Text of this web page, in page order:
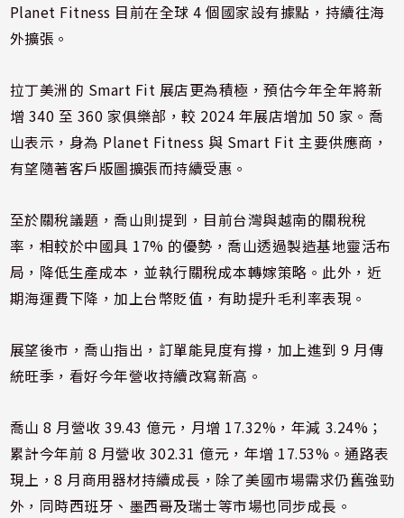
Planet Fitness 目前在全球 4 個國家設有據點，持續往海
外擴張。
拉丁美洲的 Smart Fit 展店更為積極，預估今年全年將新
增 340 至 360 家俱樂部，較 2024 年展店增加 50 家。喬
山表示，身為 Planet Fitness 與 Smart Fit 主要供應商，
有望隨著客戶版圖擴張而持續受惠。
至於關稅議題，喬山則提到，目前台灣與越南的關稅稅
率，相較於中國具 17% 的優勢，喬山透過製造基地靈活布
局，降低生產成本，並執行關稅成本轉嫁策略。此外，近
期海運費下降，加上台幣貶值，有助提升毛利率表現。
展望後市，喬山指出，訂單能見度有撐，加上進到 9 月傳
統旺季，看好今年營收持續改寫新高。
喬山 8 月營收 39.43 億元，月增 17.32%，年減 3.24%；
累計今年前 8 月營收 302.31 億元，年增 17.53%。通路表
現上，8 月商用器材持續成長，除了美國市場需求仍舊強勁
外，同時西班牙、墨西哥及瑞士等市場也同步成長。